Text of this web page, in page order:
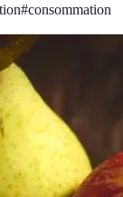
#consommation